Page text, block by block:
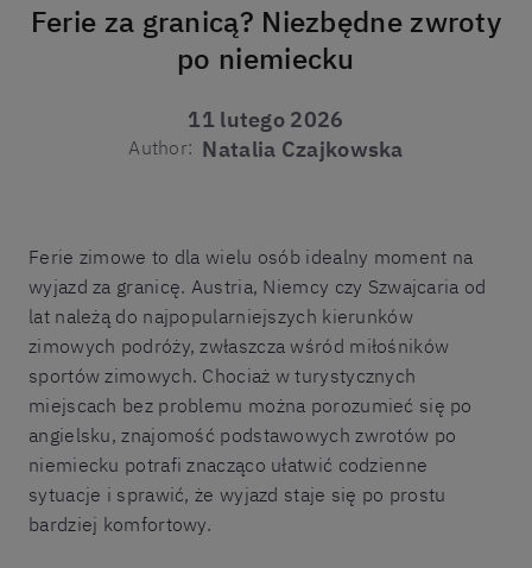
Ferie za granicą? Niezbędne zwroty
po niemiecku
11 lutego 2026
Author: Natalia Czajkowska
Ferie zimowe to dla wielu osób idealny moment na
wyjazd za granicę. Austria, Niemcy czy Szwajcaria od
lat należą do najpopularniejszych kierunków
zimowych podróży, zwłaszcza wśród miłośników
sportów zimowych. Chociaż w turystycznych
miejscach bez problemu można porozumieć się po
angielsku, znajomość podstawowych zwrotów po
niemiecku potrafi znacząco ułatwić codzienne
sytuacje i sprawić, że wyjazd staje się po prostu
bardziej komfortowy.